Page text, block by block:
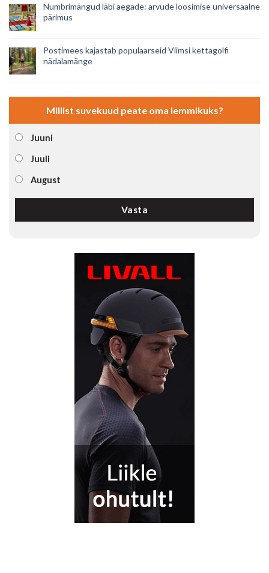
Numbrimängud läbi aegade: arvude loosimise universaalne
pärimus
Postimees kajastab populaarseid Viimsi kettagolfi
nädalamänge
Millist suvekuud peate oma lemmikuks?
Juuni
Juuli
August